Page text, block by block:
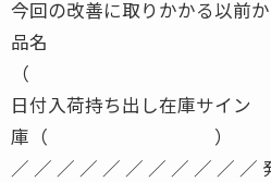
今回の改善に取りかかる以前
品名
（
日付入荷持ち出し在
庫（ ） 単
／ ／ ／ ／ ／ ／ ／ ／ ／ ／ ／